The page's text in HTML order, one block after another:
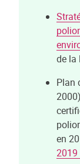
de la
Plan
en
2019